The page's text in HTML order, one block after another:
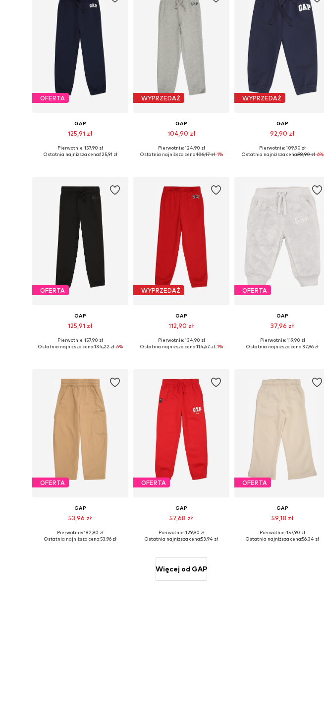
OFERTA
GAP
125,91 zł
Dostępne w różnych rozmiarach
Pierwotnie: 157,90 zł
Ostatnia najniższa cena:125,91 zł
WYPRZEDAŻ
GAP
104,90 zł
Dostępne w różnych rozmiarach
Pierwotnie: 124,90 zł
Ostatnia najniższa cena:106,17 zł-1%
WYPRZEDAŻ
GAP
92,90 zł
Dostępne rozmiary: 92, 104, 110
Pierwotnie: 109,90 zł
Ostatnia najniższa cena:98,90 zł-6%
OFERTA
GAP
125,91 zł
Dostępne w różnych rozmiarach
Pierwotnie: 157,90 zł
Ostatnia najniższa cena:134,22 zł-6%
WYPRZEDAŻ
GAP
112,90 zł
Dostępne w różnych rozmiarach
Pierwotnie: 134,90 zł
Ostatnia najniższa cena:114,67 zł-1%
OFERTA
GAP
37,96 zł
Dostępne rozmiary: 80-86, 86-92
Pierwotnie: 119,90 zł
Ostatnia najniższa cena:37,96 zł
OFERTA
GAP
53,96 zł
Dostępne rozmiary: 152-158
Pierwotnie: 182,90 zł
Ostatnia najniższa cena:53,96 zł
OFERTA
GAP
57,68 zł
Pierwotnie: 129,90 zł
Ostatnia najniższa cena:53,94 zł
OFERTA
GAP
59,18 zł
Dostępne rozmiary: 140-146
Pierwotnie: 157,90 zł
Ostatnia najniższa cena:56,34 zł
Więcej od GAP